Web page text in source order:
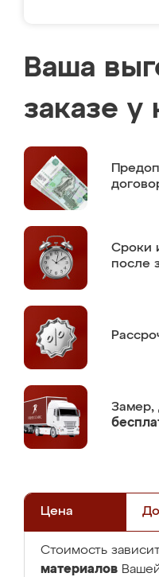
Ваша
заказе у
Сроки
после
Замер,
Цена
Стоимость
материалов